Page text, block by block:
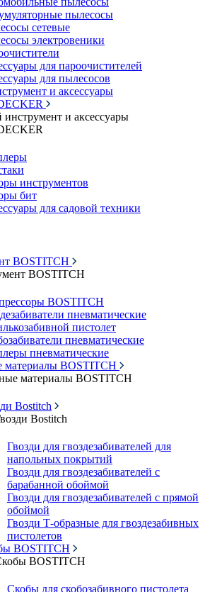
пылесосы
сетевые
электровеники
для пароочистителей
для пылесосов
и аксессуары
инструмент и аксессуары
инструментов
бит
для садовой техники
BOSTITCH
BOSTITCH
BOSTITCH
пневматические
пистолет
пневматические
пневматические
материалы BOSTITCH
материалы BOSTITCH
Bostitch
Bostitch
Гвозди для гвоздезабивателей для
напольных покрытий
Гвозди для гвоздезабивателей с
барабанной обоймой
Гвозди для гвоздезабивателей с прямой
обоймой
Гвозди Т-образные для гвоздезабивных
пистолетов
BOSTITCH
BOSTITCH
Скобы для скобозабивного пистолета